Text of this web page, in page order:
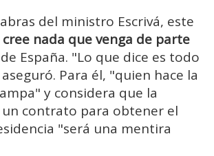
del ministro Escrivá, este
cree nada que venga de parte
de España. "Lo que dice es todo
Para él, "quien hace la
y considera que la
un contrato para obtener el
"será una mentira